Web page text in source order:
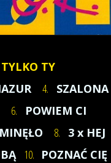
TYLKO TY
4.
SZALONA
6.
POWIEM CI
8.
3 x HEJ
10. POZNAĆ CIĘ